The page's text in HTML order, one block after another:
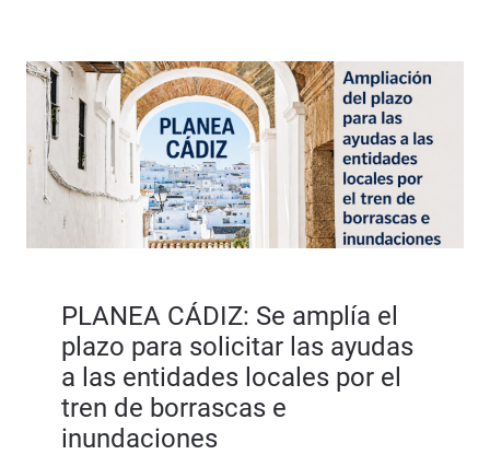
PLANEA CÁDIZ: Se amplía el
plazo para solicitar las ayudas
a las entidades locales por el
tren de borrascas e
inundaciones